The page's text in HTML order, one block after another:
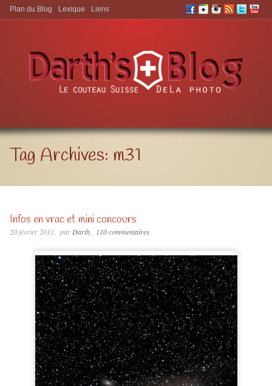
Aller à:
Plan du Blog Lexique Liens
Tag Archives: m31
Infos en vrac et mini concours
20 février 2011 parDarth 110 commentaires